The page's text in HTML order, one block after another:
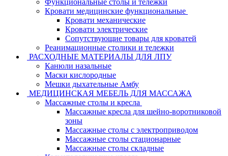
Функциональные столы и тележки
Кровати медицинские функциональные
Кровати механические
Кровати электрические
Сопутствующие товары для кроватей
Реанимационные столики и тележки
РАСХОДНЫЕ МАТЕРИАЛЫ ДЛЯ ЛПУ
Канюли назальные
Маски кислородные
Мешки дыхательные Амбу
МЕДИЦИНСКАЯ МЕБЕЛЬ ДЛЯ МАССАЖА
Массажные столы и кресла
Массажные кресла для шейно-воротниковой
зоны
Массажные столы с электроприводом
Массажные столы стационарные
Массажные столы складные